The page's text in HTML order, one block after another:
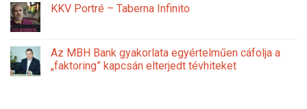
KKV Portré – Taberna Infinito
Az MBH Bank gyakorlata egyértelműen cáfolja a
„faktoring” kapcsán elterjedt tévhiteket